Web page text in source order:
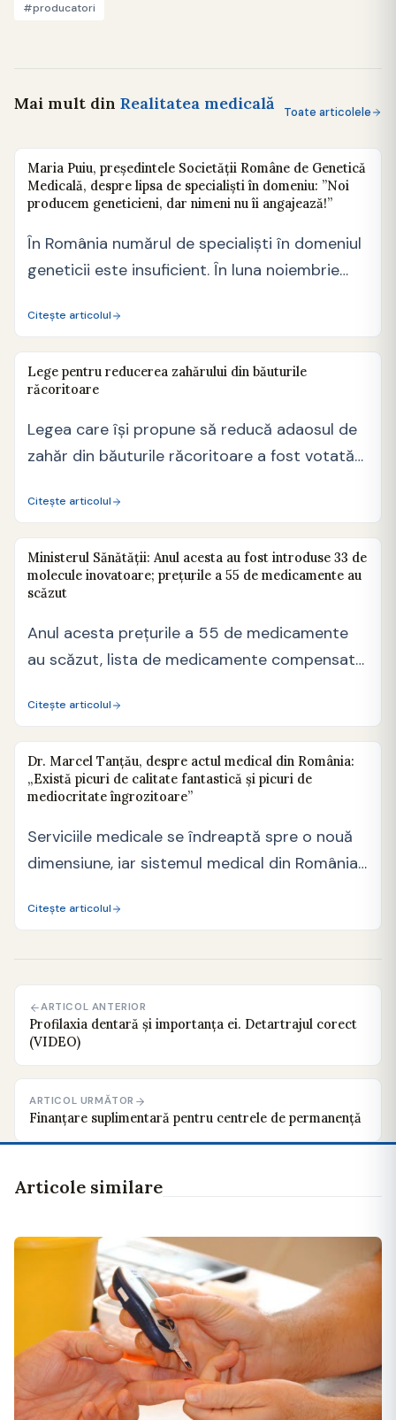
#producatori
Mai mult din Realitatea medicală Toate articolele
Maria Puiu, președintele Societății Române de Genetică
Medicală, despre lipsa de specialiști în domeniu: ”Noi
producem geneticieni, dar nimeni nu îi angajează!”
În România numărul de specialiști în domeniul
geneticii este insuficient. În luna noiembrie
Citește articolul
Lege pentru reducerea zahărului din băuturile
răcoritoare
Legea care își propune să reducă adaosul de
zahăr din băuturile răcoritoare a fost votată
Citește articolul
Ministerul Sănătății: Anul acesta au fost introduse 33 de
molecule inovatoare; prețurile a 55 de medicamente au
scăzut
Anul acesta prețurile a 55 de medicamente
au scăzut, lista de medicamente compensate
Citește articolul
Dr. Marcel Tanțău, despre actul medical din România:
„Există picuri de calitate fantastică și picuri de
mediocritate îngrozitoare”
Serviciile medicale se îndreaptă spre o nouă
dimensiune, iar sistemul medical din România
Citește articolul
ARTICOL ANTERIOR
Profilaxia dentară și importanța ei. Detartrajul corect
(VIDEO)
ARTICOL URMĂTOR
Finanţare suplimentară pentru centrele de permanență
Articole similare